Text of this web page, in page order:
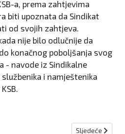
a, prema zahtjevima
biti upoznata da Sindikat
od svojih zahtjeva.
nije bilo odlučnije da
konačnog poboljšanja svog
- navode iz Sindikalne
i namještenika
fra Nenad Josip Galić Sljedeći članak:
Sljedeće